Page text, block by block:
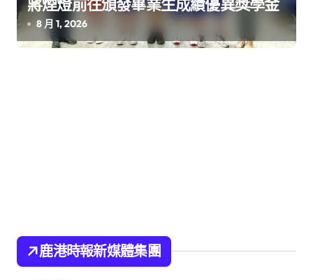
蔣煙燈前往頒發畢業生成績優異獎學金
8 月 1, 2026
鹿港時報新媒體集團